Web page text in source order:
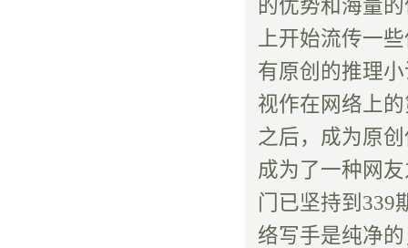
的优势和海量
上开始流传一
有原创的推理
视作在网络上
之后，成为原
成为了一种网
门已坚持到339
络写手是纯净